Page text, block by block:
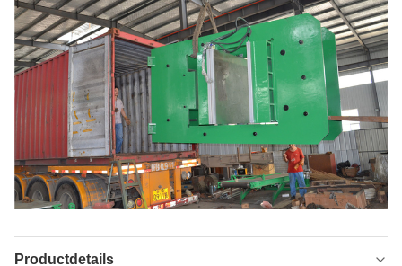
Productdetails